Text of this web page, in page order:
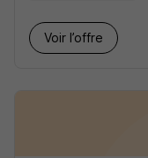
Voir l’offre